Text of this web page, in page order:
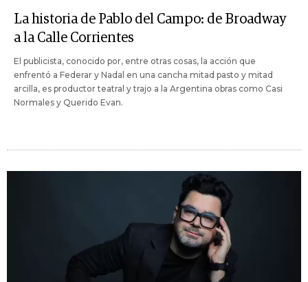
La historia de Pablo del Campo: de Broadway
a la Calle Corrientes
El publicista, conocido por, entre otras cosas, la acción que
enfrentó a Federar y Nadal en una cancha mitad pasto y mitad
arcilla, es productor teatral y trajo a la Argentina obras como Casi
Normales y Querido Evan.